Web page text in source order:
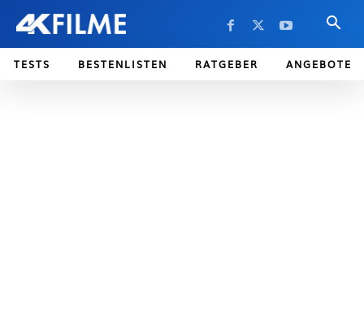
TESTS BESTENLISTEN RATGEBER ANGEBOTE